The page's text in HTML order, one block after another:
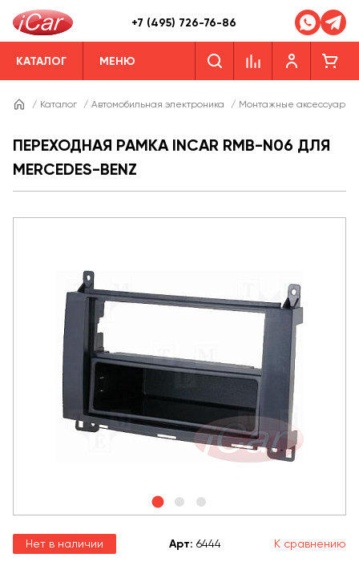
+7 (495) 726-76-86
КАТАЛОГ МЕНЮ
/ Каталог / Автомобильная электроника / Монтажные аксессуары
ПЕРЕХОДНАЯ РАМКА INCAR RMB-N06 ДЛЯ
MERCEDES-BENZ
Нет в наличии Арт: 6444 К сравнению